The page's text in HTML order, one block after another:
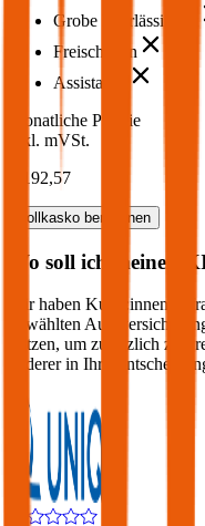
Grobe Fahrlässigkeit
Freischaden
Assistance
Monatliche Prämie
inkl. mVSt.
€ 192,57
Vollkasko berechnen
Wo soll ich meinen
Wir haben Kund:innen
gewählten
nutzen, um zusätzlich zu
anderer in Ihre